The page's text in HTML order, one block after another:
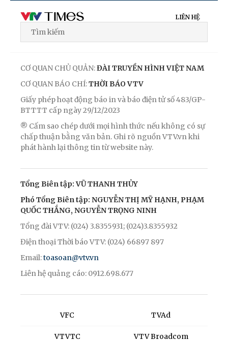
LIÊN HỆ
CƠ QUAN CHỦ QUẢN:ĐÀI TRUYỀN HÌNH VIỆT NAM
CƠ QUAN BÁO CHÍ:THỜI BÁO VTV
Giấy phép hoạt động báo in và báo điện tử số 483/GP-
BTTTT cấp ngày 29/12/2023
® Cấm sao chép dưới mọi hình thức nếu không có sự
chấp thuận bằng văn bản. Ghi rõ nguồn VTV.vn khi
phát hành lại thông tin từ website này.
Tổng Biên tập: VŨ THANH THỦY
Phó Tổng Biên tập: NGUYỄN THỊ MỸ HẠNH, PHẠM
QUỐC THẮNG, NGUYỄN TRỌNG NINH
Tổng đài VTV: (024) 3.8355931; (024)3.8355932
Điện thoại Thời báo VTV: (024) 66897 897
Email:toasoan@vtv.vn
Liên hệ quảng cáo: 0912.698.677
VFC
VTVTC
TVAd
VTV Broadcom